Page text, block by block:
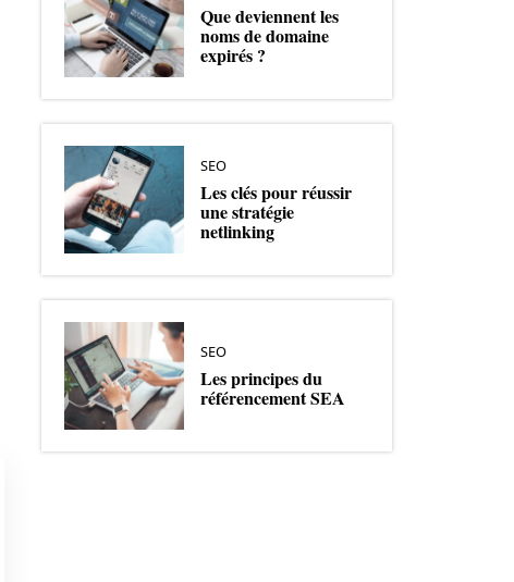
Que deviennent les
noms de domaine
expirés ?
SEO
Les clés pour réussir
une stratégie
netlinking
SEO
Les principes du
référencement SEA